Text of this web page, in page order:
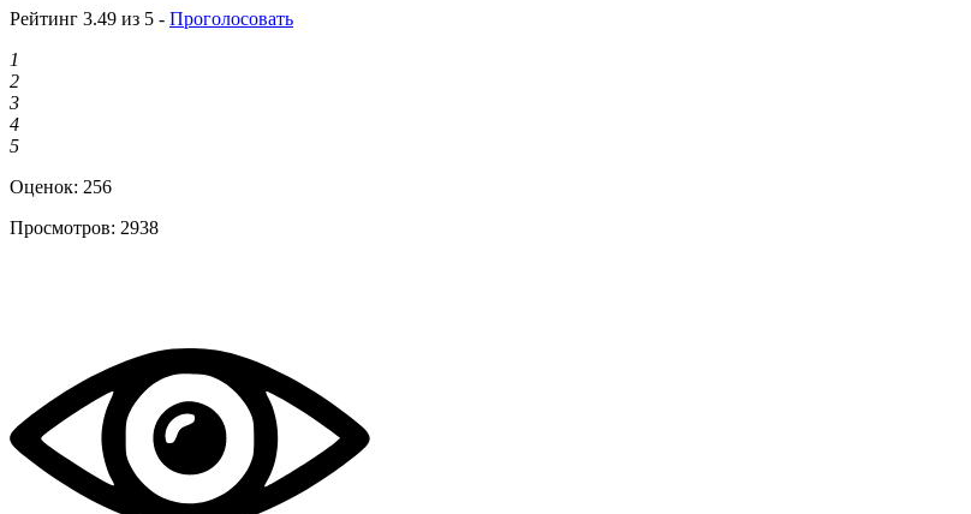
Рейтинг 3.49 из 5 - Проголосовать
1
2
3
4
5
Оценок: 256
Просмотров: 2938